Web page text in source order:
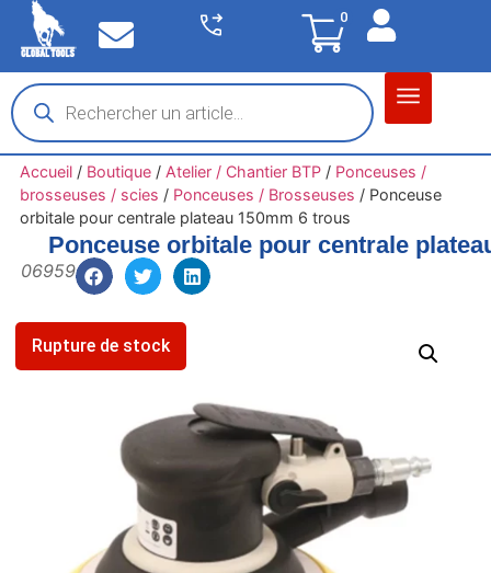
0
Accueil/ Boutique/ Atelier / Chantier BTP/ Ponceuses /
brosseuses / scies / Ponceuses / Brosseuses / Ponceuse
orbitale pour centrale plateau 150mm 6 trous
Rupture de stock
Ponceuse orbitale pour centrale
06959